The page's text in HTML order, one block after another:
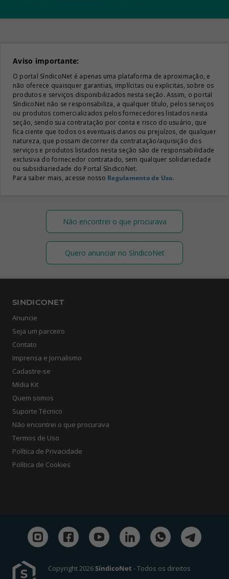
Aviso importante:
O portal SíndicoNet é apenas uma plataforma de aproximação, e
não oferece quaisquer garantias, implícitas ou explicitas, sobre os
produtos e serviços disponibilizados nesta seção. Assim, o portal
SíndicoNet não se responsabiliza, a qualquer título, pelos serviços
ou produtos comercializados pelos fornecedores listados nesta
seção, sendo sua contratação por conta e risco do usuário, que
fica ciente que todos os eventuais danos ou prejuízos, de qualquer
natureza, que possam decorrer da contratação/aquisição dos
serviços e produtos listados nesta seção são de responsabilidade
exclusiva do fornecedor contratado, sem qualquer solidariedade
ou subsidiariedade do Portal SíndicoNet.
Para saber mais, acesse nosso Regulamento de Uso.
Não encontrei o que procurava
Quero anunciar no SíndicoNet
SINDICONET
Anuncie
Seja um parceiro
Contato
Imprensa e Jornalismo
Cadastre-se
Mídia Kit
Quem somos
Suporte Técnico
Não encontrei o que procurava
Termos de Uso
Política de Privacidade
Política de Cookies
Copyright 2026SíndicoNet - Todos os direitos